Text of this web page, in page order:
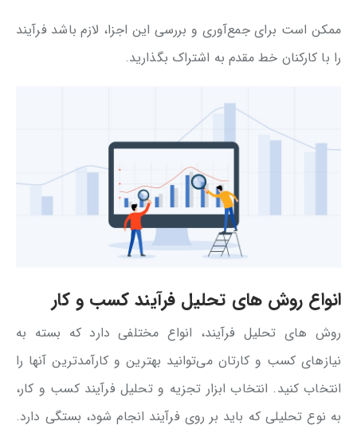
ممکن است برای جمع‌آوری و بررسی این اجزا، لازم باشد فرآیند
را با کارکنان خط مقدم به اشتراک بگذارید.
انواع روش های تحلیل فرآیند کسب و کار
روش‌ های تحلیل فرآیند، انواع مختلفی دارد که بسته به
نیازهای کسب و کارتان می‌توانید بهترین و کارآمدترین آنها را
انتخاب کنید. انتخاب ابزار تجزیه و تحلیل فرآیند کسب و کار،
به نوع تحلیلی که باید بر روی فرآیند انجام شود، بستگی دارد.